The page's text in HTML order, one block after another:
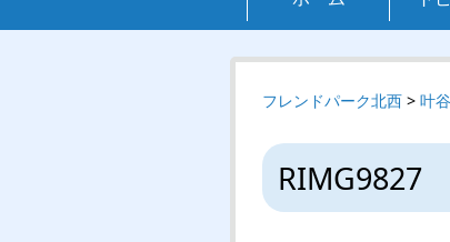
フレンドパーク北西 > 叶
RIMG9827